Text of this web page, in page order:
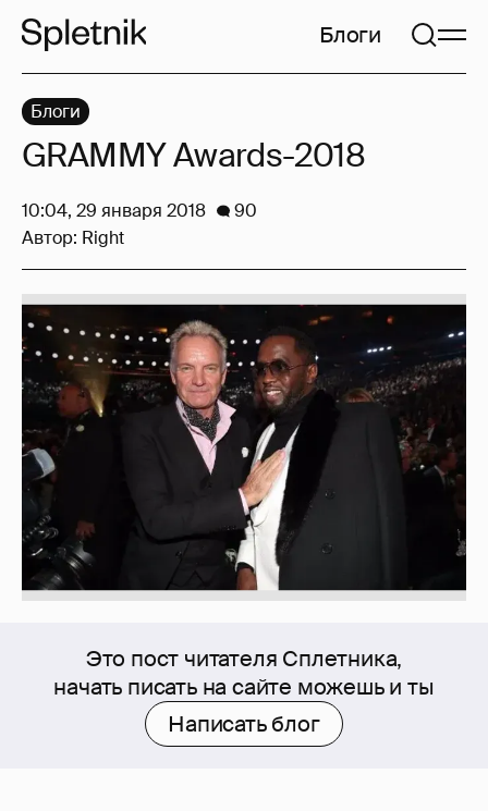
Блоги
Это пост читателя Сплетника,
начать писать на сайте можешь и ты
Написать блог
Блоги
GRAMMY Awards-2018
10:04, 29 января 2018
90
Автор: Right